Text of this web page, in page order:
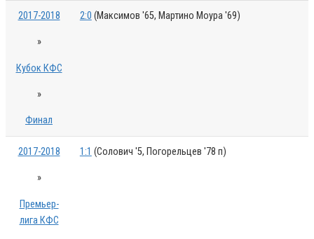
2017-2018
»
Кубок КФС
»
Финал
2:0 (Максимов '65, Мартино Моура '69)
2017-2018
»
Премьер-
лига КФС
1:1 (Солович '5, Погорельцев '78 п)